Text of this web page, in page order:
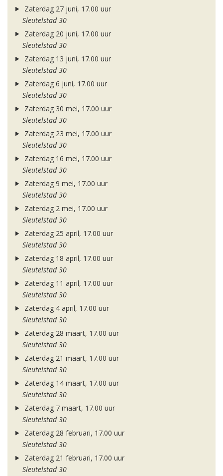
Zaterdag 27 juni, 17.00 uur
Sleutelstad 30
Zaterdag 20 juni, 17.00 uur
Sleutelstad 30
Zaterdag 13 juni, 17.00 uur
Sleutelstad 30
Zaterdag 6 juni, 17.00 uur
Sleutelstad 30
Zaterdag 30 mei, 17.00 uur
Sleutelstad 30
Zaterdag 23 mei, 17.00 uur
Sleutelstad 30
Zaterdag 16 mei, 17.00 uur
Sleutelstad 30
Zaterdag 9 mei, 17.00 uur
Sleutelstad 30
Zaterdag 2 mei, 17.00 uur
Sleutelstad 30
Zaterdag 25 april, 17.00 uur
Sleutelstad 30
Zaterdag 18 april, 17.00 uur
Sleutelstad 30
Zaterdag 11 april, 17.00 uur
Sleutelstad 30
Zaterdag 4 april, 17.00 uur
Sleutelstad 30
Zaterdag 28 maart, 17.00 uur
Sleutelstad 30
Zaterdag 21 maart, 17.00 uur
Sleutelstad 30
Zaterdag 14 maart, 17.00 uur
Sleutelstad 30
Zaterdag 7 maart, 17.00 uur
Sleutelstad 30
Zaterdag 28 februari, 17.00 uur
Sleutelstad 30
Zaterdag 21 februari, 17.00 uur
Sleutelstad 30